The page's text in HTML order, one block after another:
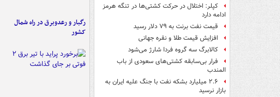
کپلر: اختلال در حرکت کشتی‌ها در تنگه هرمز
ادامه دارد
قیمت نفت برنت به ۷۹ دلار رسید
افزایش قیمت طلا و نقره جهانی
کالابرگ سه گروه فردا شارژ می‌شود
فرار بی‌سابقه کشتی‌های سعودی از باب
المندب
۲.۶ میلیارد بشکه نفت با جنگ علیه ایران به
بازار نرسید
رگبار و رعدوبرق در راه شمال
کشور